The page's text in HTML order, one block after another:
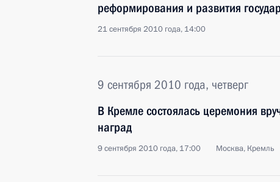
реформирования и развития
21 сентября 2010 года, 14:00
9 сентября 2010 года, четверг
В Кремле состоялась церемония
наград
9 сентября 2010 года, 17:00 Москва, Кремль